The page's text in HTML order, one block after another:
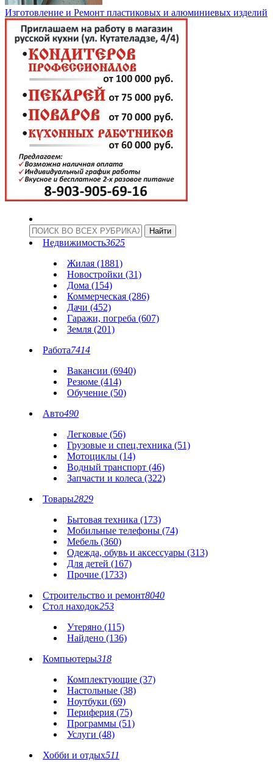
Изготовление и Ремонт пластиковых и алюминиевых изделий
Недвижимость3625
Жилая (1881)
Новостройки (31)
Дома (154)
Коммерческая (286)
Дачи (452)
Гаражи, погреба (607)
Земля (201)
Работа7414
Вакансии (6940)
Резюме (414)
Обучение (50)
Авто490
Легковые (56)
Грузовые и спец.техника (51)
Мотоциклы (14)
Водный транспорт (46)
Запчасти и колеса (322)
Товары2829
Бытовая техника (173)
Мобильные телефоны (74)
Мебель (360)
Одежда, обувь и аксессуары (313)
Для детей (167)
Прочие (1733)
Строительство и ремонт8040
Стол находок253
Утеряно (115)
Найдено (136)
Компьютеры318
Комплектующие (37)
Настольные (38)
Ноутбуки (69)
Периферия (75)
Программы (51)
Услуги (48)
Хобби и отдых511